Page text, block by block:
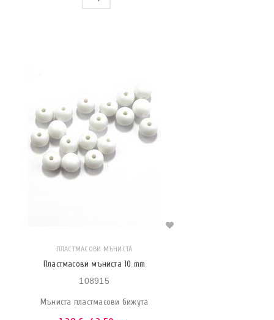
ПЛАСТМАСОВИ МЪНИСТА
Пластмасови мъниста 10 mm
108915
Мъниста пластмасови бижута